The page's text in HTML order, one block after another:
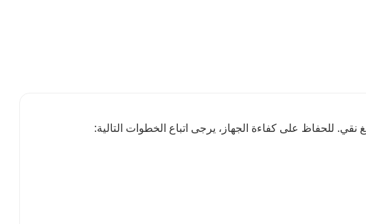
للحفاظ على كفاءة الجهاز، يرجى اتباع الخطوات التالية: